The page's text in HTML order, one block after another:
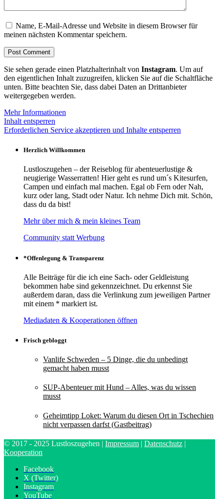
Name, E-Mail-Adresse und Website in diesem Browser für
meinen nächsten Kommentar speichern.
Sie sehen gerade einen Platzhalterinhalt von Instagram. Um auf
den eigentlichen Inhalt zuzugreifen, klicken Sie auf die Schaltfläche
unten. Bitte beachten Sie, dass dabei Daten an Drittanbieter
weitergegeben werden.
Mehr Informationen
Inhalt entsperren
Erforderlichen Service akzeptieren und Inhalte entsperren
Herzlich Willkommen
Lustloszugehen – der Reiseblog für abenteuerlustige &
neugierige Wasserratten! Hier geht es rund um´s Kitesurfen,
Campen und einfach mal machen. Egal ob Fern oder Nah,
kurz oder lang, Stadt oder Natur. Ich nehme Dich mit. Schön,
dass du da bist!
Mehr über mich & mein kleines Team
Community statt Werbung
*Offenlegung & Transparenz
Alle Beiträge für die ich eine Sach- oder Geldleistung
bekommen habe sind gekennzeichnet. Du erkennst Sie
außerdem daran, dass die Verlinkung zum jeweiligen Partner
mit einem * markiert ist.
Mediadaten & Kooperationen öffnen
Frisch gebloggt
Vanlife Schweden – 5 Dinge, die du unbedingt
gemacht haben musst
SUP-Abenteuer mit Hund – Alles, was du wissen
musst
Geheimtipp Loket: Warum du diesen Ort in Tschechien
nicht verpassen darfst (Gastbeitrag)
© 2017 - 2025 Lustloszugehen | Impressum | Datenschutz |
Kooperation
Facebook
X (Twitter)
Instagram
YouTube